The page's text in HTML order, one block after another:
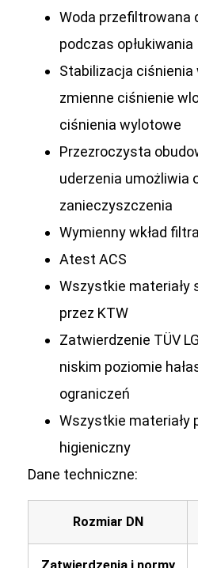
Woda przefiltrowana
podczas opłukiwania
Stabilizacja
zmienne ciśnienie
ciśnienia wylotowe
Przezroczysta
uderzenia umożliwia
zanieczyszczenia
Wymienny wkład
Atest ACS
Wszystkie materiały
przez KTW
Zatwierdzenie TÜV
niskim poziomie
ograniczeń
Wszystkie materiały
higieniczny
Dane techniczne:
Rozmiar DN
Zatwierdzenia i normy